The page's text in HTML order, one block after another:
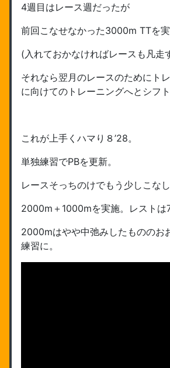
4週目はレース週だったが
前回こなせなかった3000m TTを実
(入れておかなければレースも凡走
それなら翌月のレースのためにト
に向けてのトレーニングへとシフ
これが上手くハマり８’28。
単独練習でPBを更新。
レースそっちのけでもう少しこなし
2000m＋1000mを実施。レストは7
2000mはやや中弛みしたもののお
練習に。